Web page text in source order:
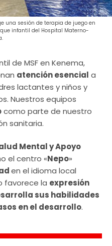
una sesión de terapia de juego en
infantil del Hospital Materno-
de MSF en Kenema,
atención esencial a
lactantes y niños y
Nuestros equipos
como parte de nuestro
sanitaria.
Mental y Apoyo
el centro «Nepo»
en el idioma local
favorece la expresión
sus habilidades
en el desarrollo.